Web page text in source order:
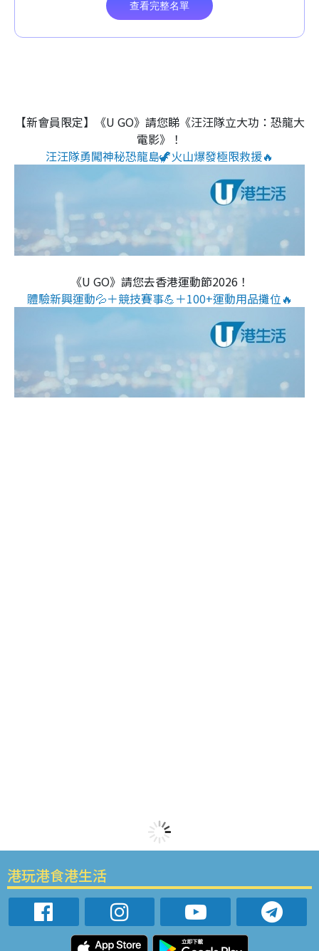
【新會員限定】《U GO》請您睇《汪汪隊立大功：恐龍大
電影》！
汪汪隊勇闖神秘恐龍島🦖火山爆發極限救援🔥
《U GO》請您去香港運動節2026！
體驗新興運動💦＋競技賽事💪＋100+運動用品攤位🔥
港玩港食港生活